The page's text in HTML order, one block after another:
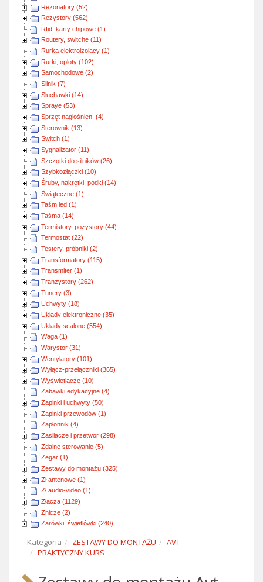
Rezonatory (52)
Rezystory (562)
Rfid, karty chipowe (1)
Routery, switche (11)
Rurka elektroizolacy (1)
Rurki, oploty (102)
Samochodowe (2)
Silnik (7)
Słuchawki (14)
Spraye (53)
Sprzęt nagłośnien. (4)
Sterownik (13)
Switch (1)
Sygnalizator (11)
Szczotki do silników (26)
Szybkozłączki (10)
Śruby, nakrętki, podkł (14)
Świąteczne (1)
Taśm led (1)
Taśma (14)
Termistory, pozystory (44)
Termostat (22)
Testery, próbniki (2)
Transformatory (115)
Transmiter (1)
Tranzystory (262)
Tunery (3)
Uchwyty (18)
Układy elektroniczne (35)
Układy scalone (554)
Waga (1)
Warystor (31)
Wentylatory (101)
Wyłącz-przełączniki (365)
Wyświetlacze (10)
Zabawki edykacyjne (4)
Zapinki i uchwyty (50)
Zapinki przewodów (1)
Zapłonnik (4)
Zasilacze i przetwor (298)
Zdalne sterowanie (5)
Zegar (1)
Zestawy do montażu (325)
Zł antenowe (1)
Zł audio-video (1)
Złącza (1129)
Znicze (2)
Żarówki, świetlówki (240)
Kategoria ZESTAWY DO MONTAŻU
AVT
PRAKTYCZNY KURS